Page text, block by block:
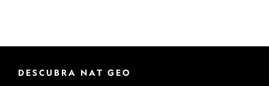
DESCUBRA NAT GEO